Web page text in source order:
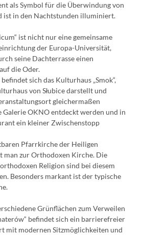
als Symbol für die Überwindung von
ist in den Nachtstunden illuminiert.
ist nicht nur eine gemeinsame
der Europa-Universität,
seine Dachterrasse einen
die Oder.
sich das Kulturhaus „Smok“,
von Słubice darstellt und
gleichermaßen
OKNO entdeckt werden und in
ein kleiner Zwischenstopp
Pfarrkirche der Heiligen
man zur Orthodoxen Kirche. Die
Religion sind bei diesem
Besonders markant ist der typische
Grünflächen zum Verweilen
befindet sich ein barrierefreier
mit modernen Sitzmöglichkeiten und